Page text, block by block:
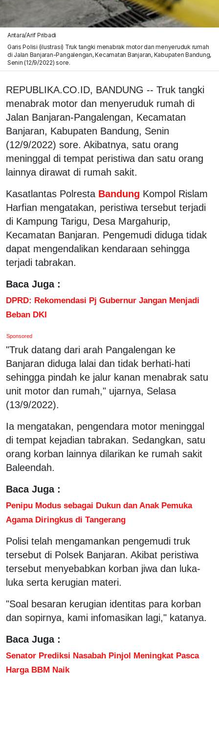
Antara/Arif Pribadi
Garis Polisi (ilustrasi) Truk tangki menabrak motor dan menyeruduk rumah
di Jalan Banjaran-Pangalengan, Kecamatan Banjaran, Kabupaten Bandung,
Senin (12/9/2022) sore.
REPUBLIKA.CO.ID, BANDUNG -- Truk tangki
menabrak motor dan menyeruduk rumah di
Jalan Banjaran-Pangalengan, Kecamatan
Banjaran, Kabupaten Bandung, Senin
(12/9/2022) sore. Akibatnya, satu orang
meninggal di tempat peristiwa dan satu orang
lainnya dirawat di rumah sakit.
Kasatlantas Polresta Bandung Kompol Rislam
Harfian mengatakan, peristiwa tersebut terjadi
di Kampung Tarigu, Desa Margahurip,
Kecamatan Banjaran. Pengemudi diduga tidak
dapat mengendalikan kendaraan sehingga
terjadi tabrakan.
Baca Juga :
DPRD: Rekomendasi Pj Gubernur Jangan Menjadi
Beban DKI
Sponsored
"Truk datang dari arah Pangalengan ke
Banjaran diduga lalai dan tidak berhati-hati
sehingga pindah ke jalur kanan menabrak satu
unit motor dan rumah," ujarnya, Selasa
(13/9/2022).
Ia mengatakan, pengendara motor meninggal
di tempat kejadian tabrakan. Sedangkan, satu
orang korban lainnya dilarikan ke rumah sakit
Baleendah.
Baca Juga :
Penipu Modus sebagai Dukun dan Anak Pemuka
Agama Diringkus di Tangerang
Polisi telah mengamankan pengemudi truk
tersebut di Polsek Banjaran. Akibat peristiwa
tersebut menyebabkan korban jiwa dan luka-
luka serta kerugian materi.
"Soal besaran kerugian identitas para korban
dan sopirnya, kami infomasikan lagi," katanya.
Baca Juga :
Senator Prediksi Nasabah Pinjol Meningkat Pasca
Harga BBM Naik